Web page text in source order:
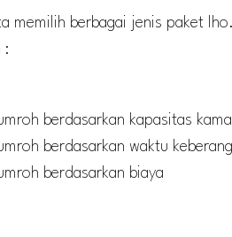
memilih berbagai jenis paket
:
berdasarkan kapasitas
berdasarkan waktu
berdasarkan biaya